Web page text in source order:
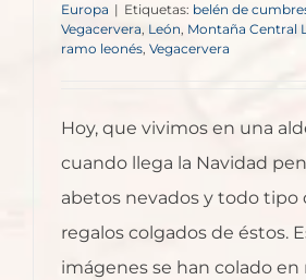
Europa | Etiquetas: belén de
Vegacervera, León, Montaña Central
ramo leonés, Vegacervera
Hoy, que vivimos en una
cuando llega la Navidad
abetos nevados y todo tipo
regalos colgados de éstos.
imágenes se han colado en